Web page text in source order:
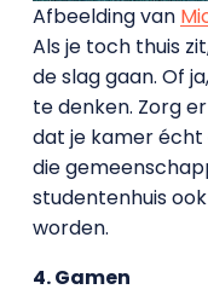
Afbeelding van
Als je toch thuis
de slag gaan. Of
te denken. Zorg
dat je kamer écht
die
studentenhuis
worden.
4. Gamen